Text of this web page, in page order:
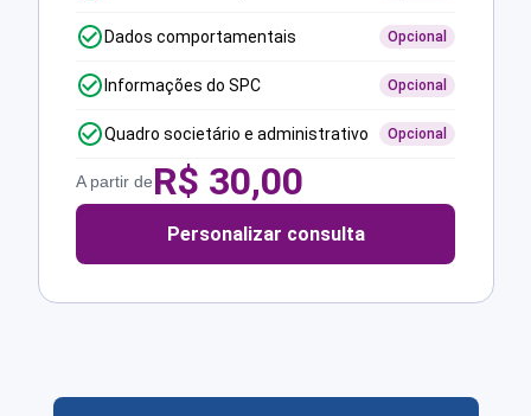
Dados comportamentais Opcional
Informações do SPC Opcional
Quadro societário e administrativo Opcional
A partir deR$ 30,00
Personalizar consulta